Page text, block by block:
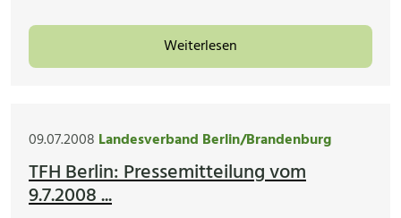
Weiterlesen
09.07.2008 Landesverband Berlin/Brandenburg
TFH Berlin: Pressemitteilung vom
9.7.2008 ...